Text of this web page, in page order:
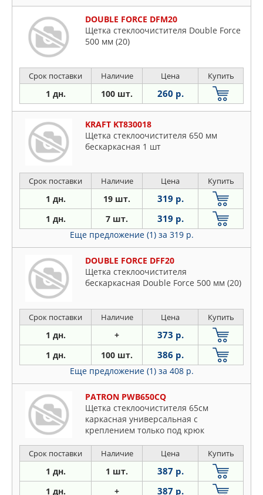
DOUBLE FORCE DFM20
Щетка стеклоочистителя Double Force
500 мм (20)
Срок поставки Наличие Цена Купить
1 дн. 100 шт. 260 р.
KRAFT KT830018
Щетка стеклоочистителя 650 мм
бескаркасная 1 шт
Срок поставки Наличие Цена Купить
1 дн. 19 шт. 319 р.
1 дн. 7 шт. 319 р.
Еще предложение (1) за 319 р.
DOUBLE FORCE DFF20
Щетка стеклоочистителя
бескаркасная Double Force 500 мм (20)
Срок поставки Наличие Цена Купить
1 дн. + 373 р.
1 дн. 100 шт. 386 р.
Еще предложение (1) за 408 р.
PATRON PWB650CQ
Щетка стеклоочистителя 65см
каркасная универсальная с
креплением только под крюк
Срок поставки Наличие Цена Купить
1 дн. 1 шт. 387 р.
1 дн. + 387 р.